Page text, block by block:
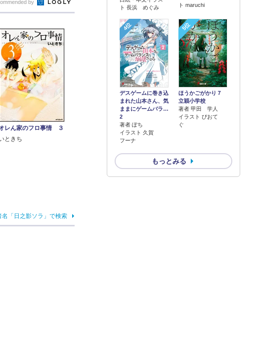
ト 長浜 めぐみ
ト maruchi
4位
デスゲームに巻き込
まれた山本さん、気
ままにゲームバラ…
2
著者 ぽち
イラスト 久賀
フーナ
5位
ほうかごがかり７
立穎小学校
著者 甲田 学人
イラスト ぴおて
ぐ
もっとみる
by
レん家のフロ事情 ３
ときち
名「日之影ソラ」で検索